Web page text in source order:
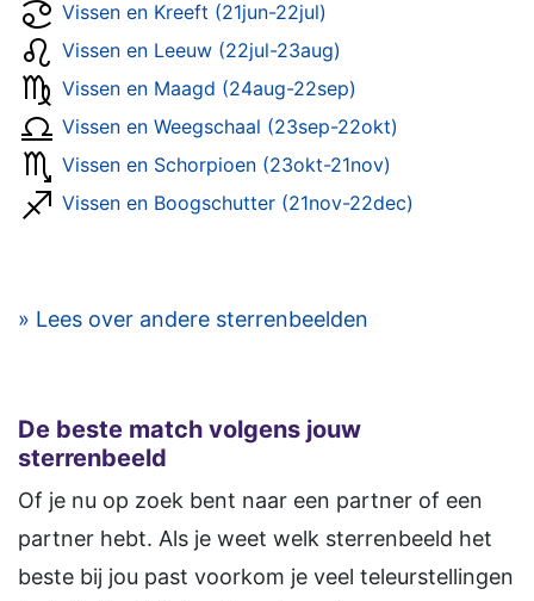
Vissen en Kreeft (21jun-22jul)
Vissen en Leeuw (22jul-23aug)
Vissen en Maagd (24aug-22sep)
Vissen en Weegschaal (23sep-22okt)
Vissen en Schorpioen (23okt-21nov)
Vissen en Boogschutter (21nov-22dec)
» Lees over andere sterrenbeelden
De beste match volgens jouw
sterrenbeeld
Of je nu op zoek bent naar een partner of een
partner hebt. Als je weet welk sterrenbeeld het
beste bij jou past voorkom je veel teleurstellingen